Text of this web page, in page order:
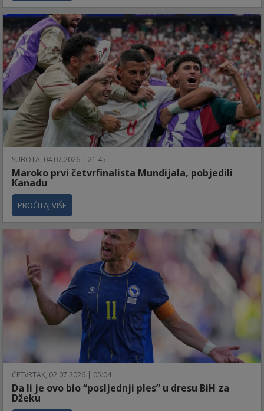
SUBOTA, 04.07.2026 | 21:45
Maroko prvi četvrfinalista Mundijala, pobjedili
Kanadu
PROČITAJ VIŠE
ČETVRTAK, 02.07.2026 | 05:04
Da li je ovo bio “posljednji ples” u dresu BiH za
Džeku